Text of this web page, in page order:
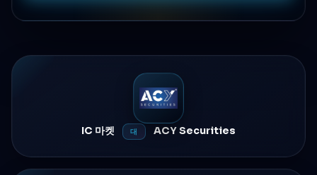
IC 마켓 대 ACY Securities